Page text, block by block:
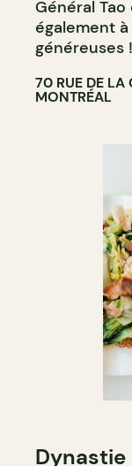
Général
également
généreuses !
70 RUE DE LA
MONTRÉAL
Dynastie